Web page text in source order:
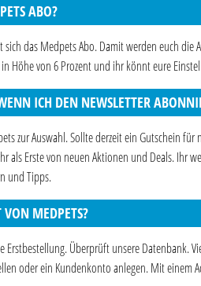
ABO?
das Medpets Abo. Damit werden euch die
Höhe von 6 Prozent und ihr könnt eure
ICH DEN NEWSLETTER
zur Auswahl. Sollte derzeit ein Gutschein
als Erste von neuen Aktionen und Deals. Ihr
und Tipps.
MEDPETS?
Überprüft unsere Datenbank.
oder ein Kundenkonto anlegen. Mit einem